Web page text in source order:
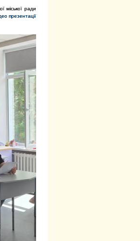
міської ради
презентації